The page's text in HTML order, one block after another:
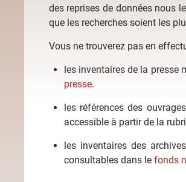
des reprises de données nous
que les recherches soient les
Vous ne trouverez pas en
les inventaires de la presse
presse.
les références des
accessible à partir de la
les inventaires des
consultables dans le fonds